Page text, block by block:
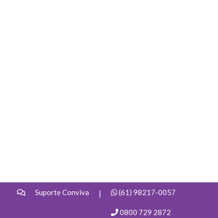
Suporte Conviva | (61) 98217-0057
0800 729 2872